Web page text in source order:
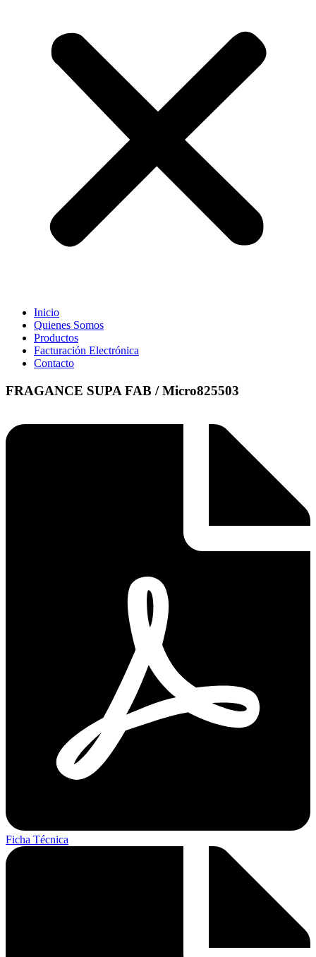
Inicio
Quienes Somos
Productos
Facturación Electrónica
Contacto
FRAGANCE SUPA FAB / Micro825503
Ficha Técnica